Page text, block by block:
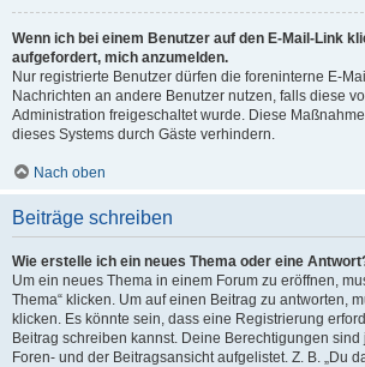
Wenn ich bei einem Benutzer auf den E-Mail-Link
aufgefordert, mich anzumelden.
Nur registrierte Benutzer dürfen die foreninterne E-
Nachrichten an andere Benutzer nutzen, falls diese
Administration freigeschaltet wurde. Diese
dieses Systems durch Gäste verhindern.
Nach oben
Beiträge schreiben
Wie erstelle ich ein neues Thema oder eine
Um ein neues Thema in einem Forum zu eröffnen,
Thema“ klicken. Um auf einen Beitrag zu antworten,
klicken. Es könnte sein, dass eine Registrierung
Beitrag schreiben kannst. Deine Berechtigungen
Foren- und der Beitragsansicht aufgelistet. Z. B. „Du